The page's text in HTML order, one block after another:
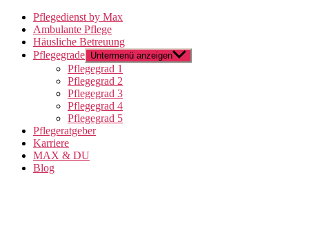
Pflegedienst by Max
Ambulante Pflege
Häusliche Betreuung
Pflegegrade Untermenü anzeigen
Pflegegrad 1
Pflegegrad 2
Pflegegrad 3
Pflegegrad 4
Pflegegrad 5
Pflegeratgeber
Karriere
MAX & DU
Blog